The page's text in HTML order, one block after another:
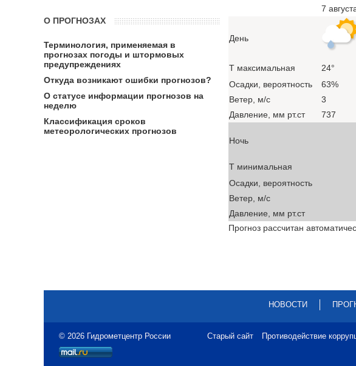
7
День
T максимальная 24°
Осадки, вероятность
63%
Ветер, м/с
3
Давление, мм рт.ст
737
Ночь
T минимальная
Осадки, вероятность
Ветер, м/с
Давление, мм рт.ст
Прогноз рассчитан
О ПРОГНОЗАХ
Терминология, применяемая в
прогнозах погоды и штормовых
предупреждениях
Откуда возникают ошибки прогнозов?
О статусе информации прогнозов на
неделю
Классификация сроков
метеорологических прогнозов
НОВОСТИ
© 2026 Гидрометцентр России Старый сайт Противодействие